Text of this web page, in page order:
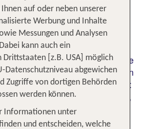
Angelokastro, eine
mit Panoramablick. Der
Streifzüge zu goldenen
und Barbati, die von
umspült werden. Traditionelle
und Lakones bieten Einblicke in
griechische Inselleben. Die Fahrt
Landschaft, vorbei an Zypressen,
pittoresken Olivenhainen,
Ausblicke.
auf oder neben unserer
Werbung und Inhalte
Messungen und Analysen
kann auch ein
Drittstaaten [z.B. USA] möglich
Datenschutzniveau abgewichen
Zugriffe von dortigen Behörden
werden können.
Informationen unter
und entscheiden, welche